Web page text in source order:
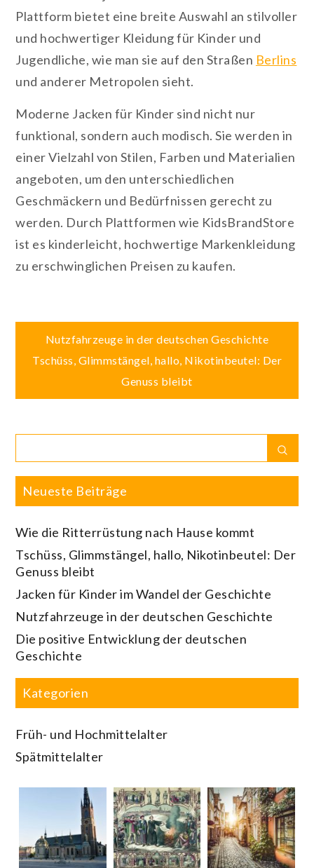
Plattform bietet eine breite Auswahl an stilvoller
und hochwertiger Kleidung für Kinder und
Jugendliche, wie man sie auf den Straßen Berlins
und anderer Metropolen sieht.
Moderne Jacken für Kinder sind nicht nur
funktional, sondern auch modisch. Sie werden in
einer Vielzahl von Stilen, Farben und Materialien
angeboten, um den unterschiedlichen
Geschmäckern und Bedürfnissen gerecht zu
werden. Durch Plattformen wie KidsBrandStore
ist es kinderleicht, hochwertige Markenkleidung
zu erschwinglichen Preisen zu kaufen.
Beitragsnavigation
Nutzfahrzeuge in der deutschen Geschichte
Tschüss, Glimmstängel, hallo, Nikotinbeutel: Der
Genuss bleibt
for:
Neueste Beiträge
Wie die Ritterrüstung nach Hause kommt
Tschüss, Glimmstängel, hallo, Nikotinbeutel: Der
Genuss bleibt
Jacken für Kinder im Wandel der Geschichte
Nutzfahrzeuge in der deutschen Geschichte
Die positive Entwicklung der deutschen
Geschichte
Kategorien
Früh- und Hochmittelalter
Spätmittelalter